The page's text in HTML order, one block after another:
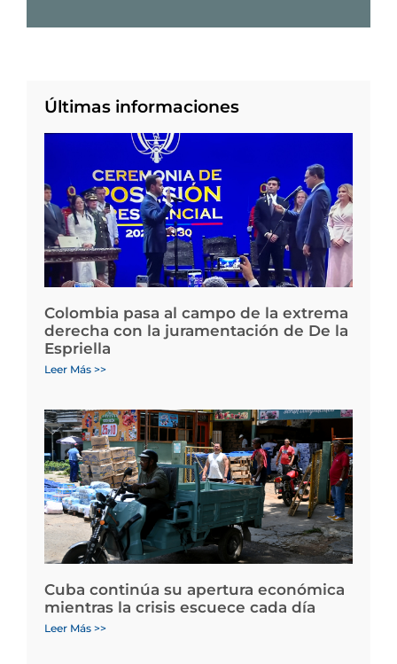
Últimas informaciones
Colombia pasa al campo de la extrema
derecha con la juramentación de De la
Espriella
Leer Más >>
Cuba continúa su apertura económica
mientras la crisis escuece cada día
Leer Más >>